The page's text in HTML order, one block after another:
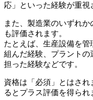
応」といった経験が重視
また、製造業のいずれ
も評価されます。
たとえば、生産設備を管
組んだ経験、プラントの
担った経験などです。
資格は「必須」とはさ
るとプラス評価を得られ